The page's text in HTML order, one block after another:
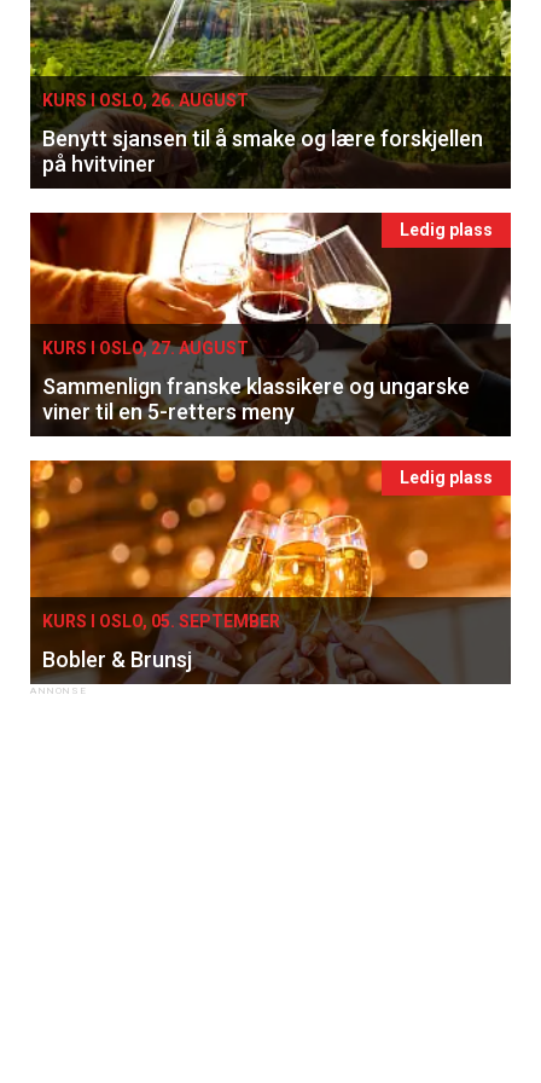
KURS I OSLO, 26. AUGUST
Benytt sjansen til å smake og lære forskjellen
på hvitviner
Ledig plass
KURS I OSLO, 27. AUGUST
Sammenlign franske klassikere og ungarske
viner til en 5-retters meny
Ledig plass
KURS I OSLO, 05. SEPTEMBER
Bobler & Brunsj